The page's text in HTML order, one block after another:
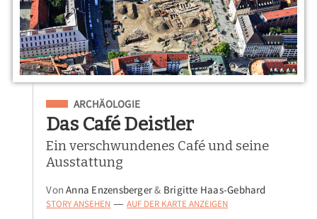
Eingeordnet unter
ARCHÄOLOGIE
Das Café Deistler
Ein verschwundenes Café und seine
Ausstattung
VonAnna Enzensberger& Brigitte Haas-Gebhard
STORY ANSEHEN — AUF DER KARTE ANZEIGEN